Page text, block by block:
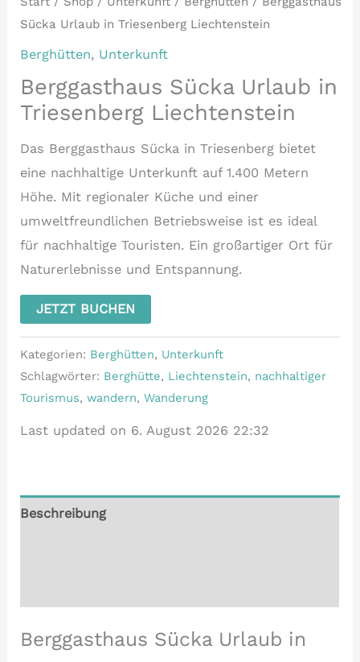
Sücka Urlaub in Triesenberg Liechtenstein
Berghütten, Unterkunft
Berggasthaus Sücka Urlaub in
Triesenberg Liechtenstein
Das Berggasthaus Sücka in Triesenberg bietet
eine nachhaltige Unterkunft auf 1.400 Metern
Höhe. Mit regionaler Küche und einer
umweltfreundlichen Betriebsweise ist es ideal
für nachhaltige Touristen. Ein großartiger Ort für
Naturerlebnisse und Entspannung.
JETZT BUCHEN
Kategorien: Berghütten, Unterkunft
Schlagwörter: Berghütte, Liechtenstein, nachhaltiger
Tourismus,wandern,Wanderung
Last updated on 6. August 2026 22:32
Beschreibung
Berggasthaus Sücka Urlaub in